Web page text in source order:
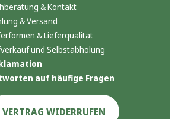
& Kontakt
& Versand
& Lieferqualität
und Selbstabholung
auf häufige Fragen
VERTRAG WIDERRUFEN